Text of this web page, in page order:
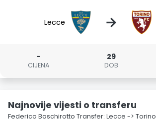
Lecce →
-
CIJENA
29
DOB
Najnovije vijesti o transferu
Federico Baschirotto Transfer: Lecce -> Torino